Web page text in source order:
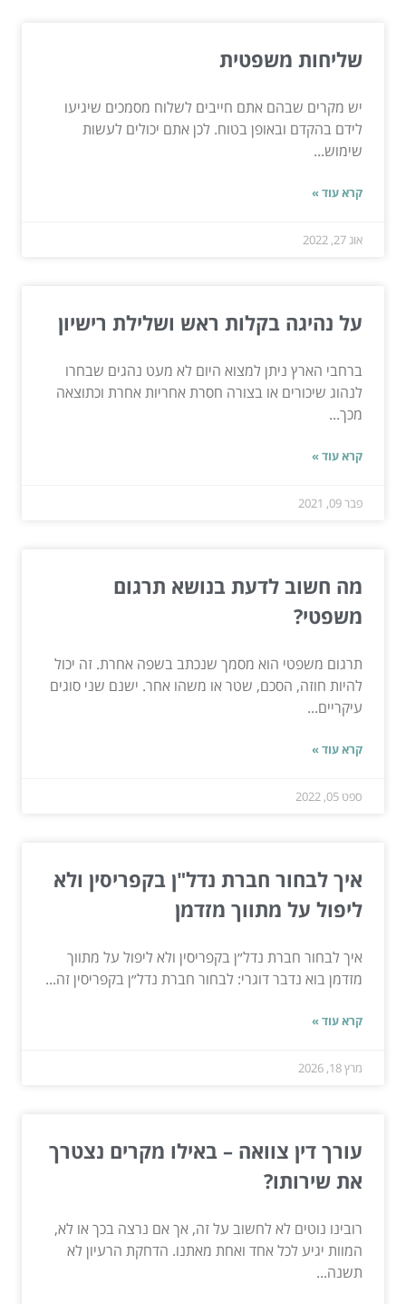
שליחות משפטית
יש מקרים שבהם אתם חייבים לשלוח מסמכים שיגיעו
לידם בהקדם ובאופן בטוח. לכן אתם יכולים לעשות
שימוש...
קרא עוד »
אוג 27, 2022
על נהיגה בקלות ראש ושלילת רישיון
ברחבי הארץ ניתן למצוא היום לא מעט נהגים שבחרו
לנהוג שיכורים או בצורה חסרת אחריות אחרת וכתוצאה
מכך...
קרא עוד »
פבר 09, 2021
מה חשוב לדעת בנושא תרגום
משפטי?
תרגום משפטי הוא מסמך שנכתב בשפה אחרת. זה יכול
להיות חוזה, הסכם, שטר או משהו אחר. ישנם שני סוגים
עיקריים...
קרא עוד »
ספט 05, 2022
איך לבחור חברת נדל"ן בקפריסין ולא
ליפול על מתווך מזדמן
איך לבחור חברת נדל״ן בקפריסין ולא ליפול על מתווך
מזדמן בוא נדבר דוגרי: לבחור חברת נדל״ן בקפריסין זה...
קרא עוד »
מרץ 18, 2026
עורך דין צוואה – באילו מקרים נצטרך
את שירותו?
רובינו נוטים לא לחשוב על זה, אך אם נרצה בכך או לא,
המוות יגיע לכל אחד ואחת מאתנו. הדחקת הרעיון לא
תשנה...